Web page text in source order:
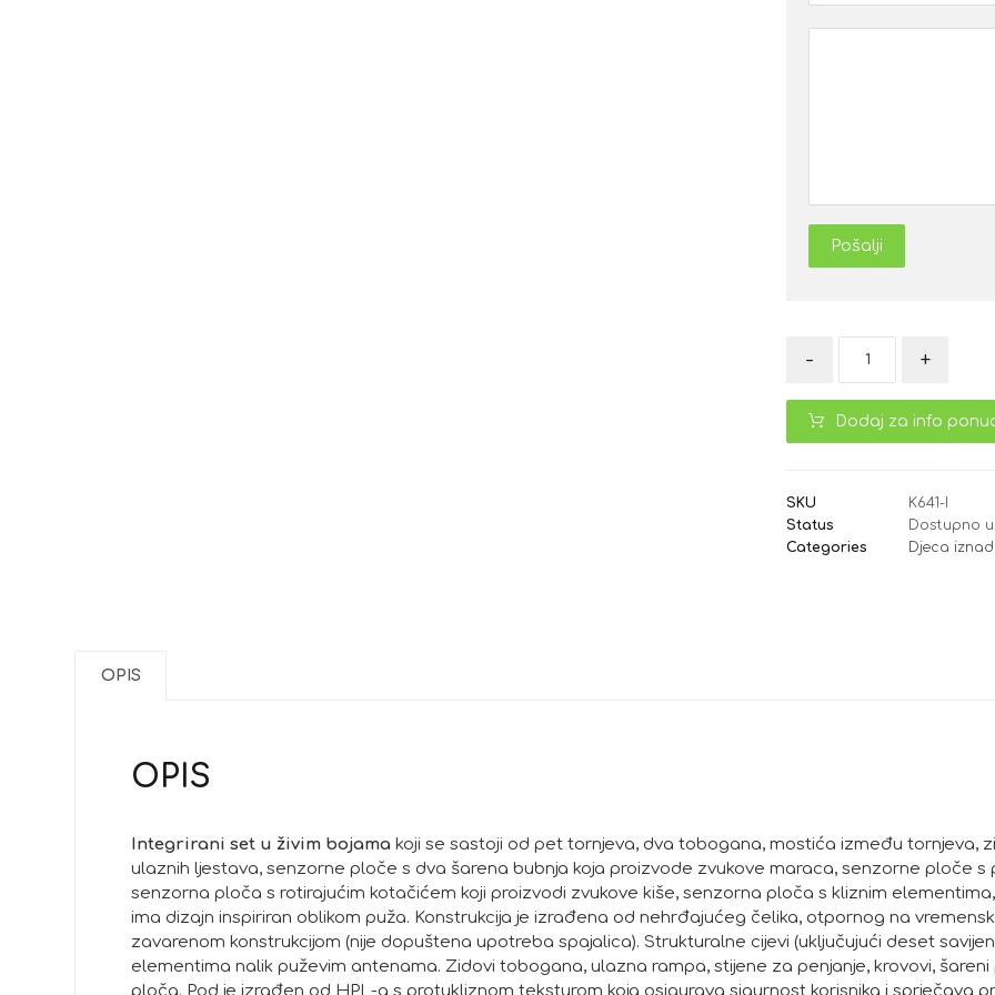
Pošalji
- +
Dodaj za info
SKU
K641-I
Status
Dostupno
Categories
Djeca
OPIS
OPIS
Integrirani set u živim bojama koji se sastoji od pet tornjeva, dva tobogana, mostića između tornjeva,
ulaznih ljestava, senzorne ploče s dva šarena bubnja koja proizvode zvukove maraca, senzorne ploče
senzorna ploča s rotirajućim kotačićem koji proizvodi zvukove kiše, senzorna ploča s kliznim
ima dizajn inspiriran oblikom puža. Konstrukcija je izrađena od nehrđajućeg čelika, otpornog na
zavarenom konstrukcijom (nije dopuštena upotreba spajalica). Strukturalne cijevi (uključujući deset
elementima nalik puževim antenama. Zidovi tobogana, ulazna rampa, stijene za penjanje, krovovi,